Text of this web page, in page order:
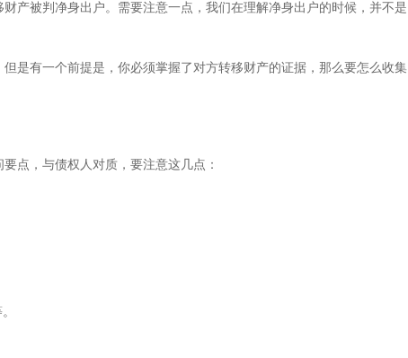
被判净身出户。需要注意一点，我们在理解净身出户的时候，并不是
有一个前提是，你必须掌握了对方转移财产的证据，那么要怎么收集
，与债权人对质，要注意这几点：